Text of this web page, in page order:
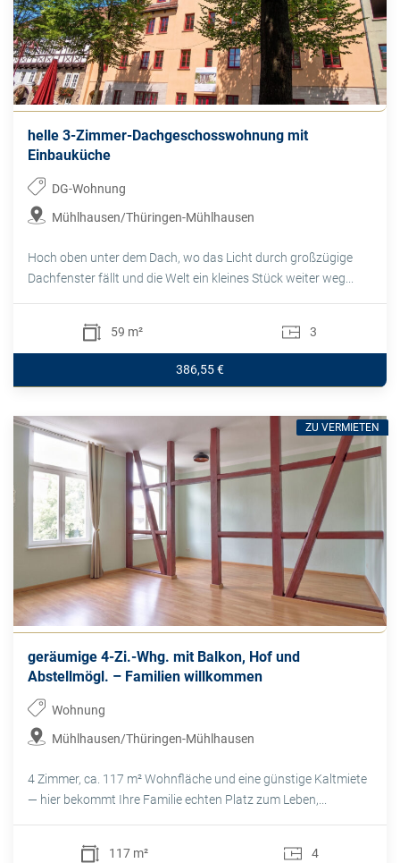
helle 3-Zimmer-Dachgeschosswohnung mit
Einbauküche
DG-Wohnung
Mühlhausen/Thüringen-Mühlhausen
Hoch oben unter dem Dach, wo das Licht durch großzügige
Dachfenster fällt und die Welt ein kleines Stück weiter weg...
59 m² 3
386,55 €
geräumige 4-Zi.-Whg. mit Balkon, Hof und
Abstellmögl. – Familien willkommen
Wohnung
Mühlhausen/Thüringen-Mühlhausen
4 Zimmer, ca. 117 m² Wohnfläche und eine günstige Kaltmiete
— hier bekommt Ihre Familie echten Platz zum Leben,...
117 m² 4
ZU VERMIETEN